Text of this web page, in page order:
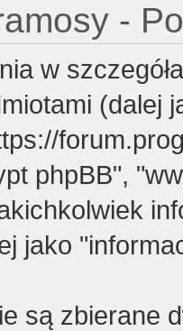
-
w
(dalej
phpBB",
jako
są zbierane